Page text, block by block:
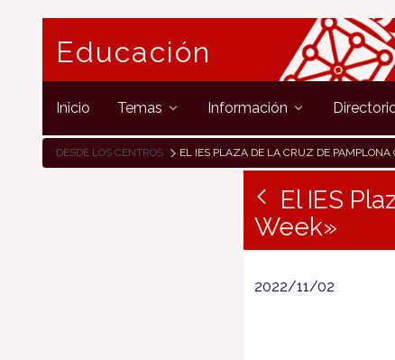
Educación
Inicio Temas Información
DESDE LOS CENTROS EL IES PLAZA DE LA CRUZ DE PAMPLONA CELEBRA SU
El IES
Week»
2022/11/02